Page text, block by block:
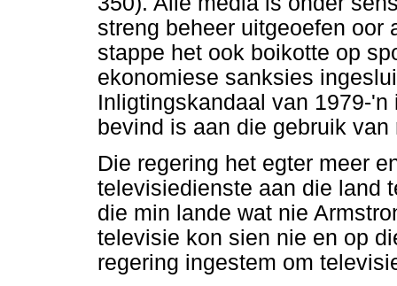
streng beheer uitgeoefen
stappe het ook boikotte op
ekonomiese sanksies
Inligtingskandaal van 1979-
bevind is aan die gebruik
Die regering het egter meer
televisiedienste aan die land
die min lande wat nie
televisie kon sien nie en op
regering ingestem om